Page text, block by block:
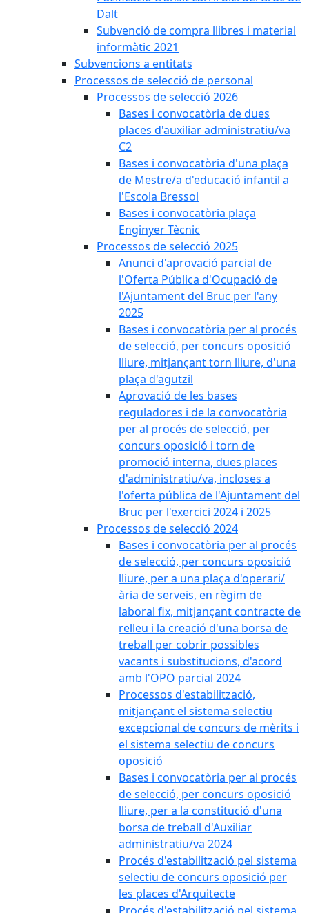
Dalt
Subvenció de compra llibres i material
informàtic 2021
Subvencions a entitats
Processos de selecció de personal
Processos de selecció 2026
Bases i convocatòria de dues
places d'auxiliar administratiu/va
C2
Bases i convocatòria d'una plaça
de Mestre/a d'educació infantil a
l'Escola Bressol
Bases i convocatòria plaça
Enginyer Tècnic
Processos de selecció 2025
Anunci d'aprovació parcial de
l'Oferta Pública d'Ocupació de
l'Ajuntament del Bruc per l'any
2025
Bases i convocatòria per al procés
de selecció, per concurs oposició
lliure, mitjançant torn lliure, d'una
plaça d'agutzil
Aprovació de les bases
reguladores i de la convocatòria
per al procés de selecció, per
concurs oposició i torn de
promoció interna, dues places
d'administratiu/va, incloses a
l'oferta pública de l'Ajuntament del
Bruc per l'exercici 2024 i 2025
Processos de selecció 2024
Bases i convocatòria per al procés
de selecció, per concurs oposició
lliure, per a una plaça d'operari/
ària de serveis, en règim de
laboral fix, mitjançant contracte de
relleu i la creació d'una borsa de
treball per cobrir possibles
vacants i substitucions, d'acord
amb l'OPO parcial 2024
Processos d'estabilització,
mitjançant el sistema selectiu
excepcional de concurs de mèrits i
el sistema selectiu de concurs
oposició
Bases i convocatòria per al procés
de selecció, per concurs oposició
lliure, per a la constitució d'una
borsa de treball d'Auxiliar
administratiu/va 2024
Procés d'estabilització pel sistema
selectiu de concurs oposició per
les places d'Arquitecte